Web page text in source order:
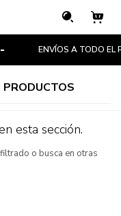
ENVÍOS A TODO EL
PRODUCTOS
esta sección.
o busca en otras